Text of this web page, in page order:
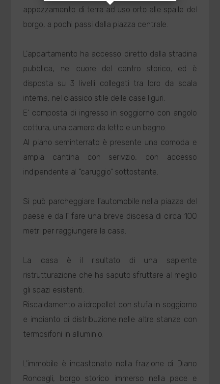
appezzamento di terra ad uso orto alle spalle del
borgo, a pochi passi dalla piazza centrale.
L'appartamento ha accesso diretto dalla stradina
pubblica, nel cuore del centro storico, ed è
disposta su 3 livelli collegati tra loro da scala
interna, nel classico stile delle case liguri.
E' composta di ingresso in soggiorno con angolo
cottura, una camere da letto e un bagno.
Al piano seminterrato è presente una comoda e
ampia cantina con serivzio, con accesso
indipendente al "caruggio" sottostante.
Si può parcheggiare l'automobile nella piazza del
paese e da lì fare una breve discesa di circa 100
metri per raggiungere la casa.
La casa è il risultato di una sapiente
ristrutturazione che ha saputo sfruttare al meglio
gli spazi esistenti.
Riscaldamento a idropellet con stufa in soggiorno
e impianto di distribuzione nelle altre stanze con
termosifoni in alluminio.
L'immobile è incastonato nella frazione di Diano
Roncagli, borgo storico immerso nella pace e